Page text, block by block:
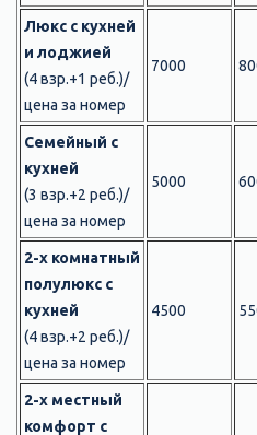
Люкс с кухней
и лоджией
(4 взр.+1 реб.)/
цена за номер
7000
Семейный с
кухней
(3 взр.+2 реб.)/
цена за номер
5000
2-х комнатный
полулюкс с
кухней
(4 взр.+2 реб.)/
цена за номер
4500
2-х местный
комфорт с